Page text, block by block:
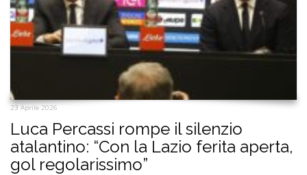
23 Aprile 2026
Luca Percassi rompe il silenzio
atalantino: “Con la Lazio ferita aperta,
gol regolarissimo”